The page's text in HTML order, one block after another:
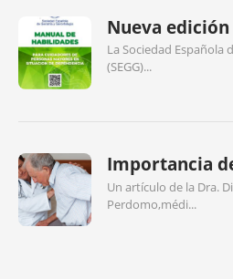
Nueva edición
La Sociedad Española
(SEGG)...
Importancia
Un artículo de la Dra.
Perdomo,médi...